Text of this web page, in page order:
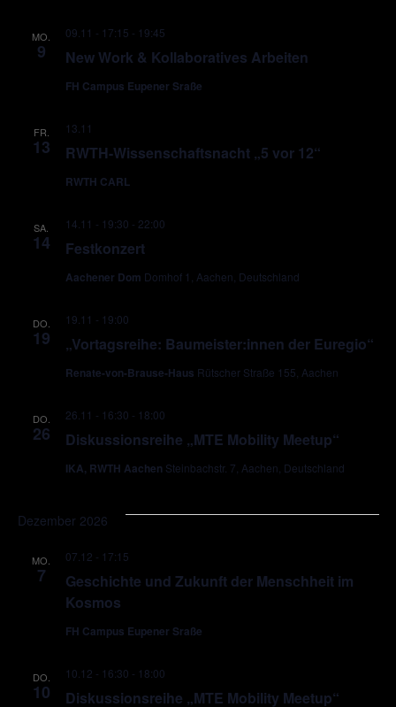
MO.
9 New Work & Kollaboratives Arbeiten
09.11 - 17:15 - 19:45
FH Campus Eupener Sraße
FR.
13 RWTH-Wissenschaftsnacht „5 vor 12“
13.11
RWTH CARL
SA.
14 Festkonzert
14.11 - 19:30 - 22:00
Aachener Dom Domhof 1, Aachen, Deutschland
DO.
19 „Vortagsreihe: Baumeister:innen der Euregio“
19.11 - 19:00
Renate-von-Brause-Haus Rütscher Straße 155, Aachen
DO.
26 Diskussionsreihe „MTE Mobility Meetup“
26.11 - 16:30 - 18:00
IKA, RWTH Aachen Steinbachstr. 7, Aachen, Deutschland
Dezember 2026
MO.
7
Geschichte und Zukunft der Menschheit im
Kosmos
07.12 - 17:15
FH Campus Eupener Sraße
DO.
10 Diskussionsreihe „MTE Mobility Meetup“
10.12 - 16:30 - 18:00